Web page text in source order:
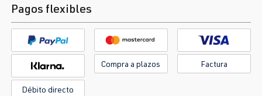
Pagos flexibles
Compra a plazos Factura
Débito directo